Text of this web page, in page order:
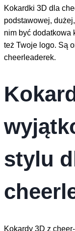
Kokardki 3D dla
podstawowej,
nim być dodatkowa
też Twoje logo. Są
cheerleaderek.
stylu
Kokardy 3D z